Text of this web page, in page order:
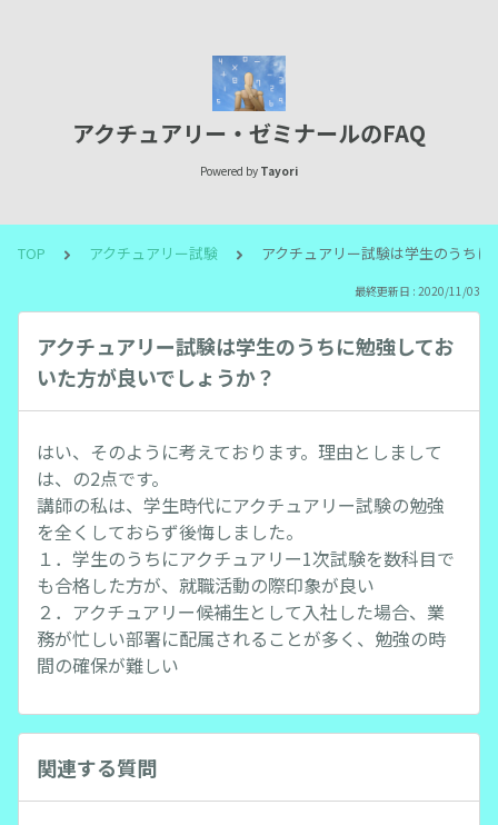
アクチュアリー・ゼミナールのFAQ
Powered by Tayori
TOP アクチュアリー試験 アクチュアリー試験は学生のうち
最終更新日 : 2020/11/03
アクチュアリー試験は学生のうちに勉強してお
いた方が良いでしょうか？
はい、そのように考えております。理由としまして
は、の2点です。
講師の私は、学生時代にアクチュアリー試験の勉強
を全くしておらず後悔しました。
１．学生のうちにアクチュアリー1次試験を数科目で
も合格した方が、就職活動の際印象が良い
２．アクチュアリー候補生として入社した場合、業
務が忙しい部署に配属されることが多く、勉強の時
間の確保が難しい
関連する質問